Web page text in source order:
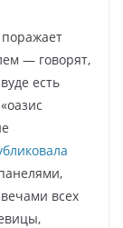
— говорят,
есть
всех